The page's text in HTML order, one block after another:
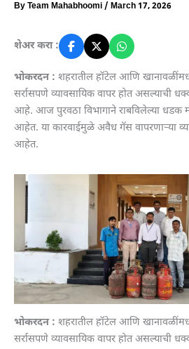
ByTeam Mahabhoomi/ March 17, 2026
शेअर करा :
भोकरदन : शहरातील हॉटेल आणि
सर्रासपणे व्यावसायिक वापर होत असल्याची
आहे. आज पुरवठा विभागाने राबविलेल्या धडक
आहेत. या कारवाईमुळे अवैध गॅस वापरणाऱ्या
आहेत.
भोकरदन : शहरातील हॉटेल आणि
सर्रासपणे व्यावसायिक वापर होत असल्याची